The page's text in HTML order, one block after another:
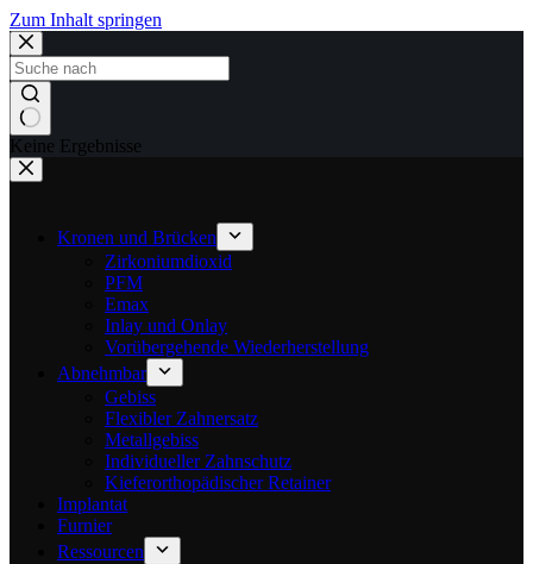
Zum Inhalt springen
Keine Ergebnisse
Kronen und Brücken
Zirkoniumdioxid
PFM
Emax
Inlay und Onlay
Vorübergehende Wiederherstellung
Abnehmbar
Gebiss
Flexibler Zahnersatz
Metallgebiss
Individueller Zahnschutz
Kieferorthopädischer Retainer
Implantat
Furnier
Ressourcen